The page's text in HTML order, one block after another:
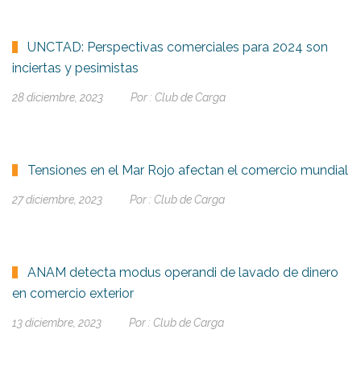
UNCTAD: Perspectivas comerciales para 2024 son
inciertas y pesimistas
28 diciembre, 2023 Por : Club de Carga
Tensiones en el Mar Rojo afectan el comercio mundial
27 diciembre, 2023 Por : Club de Carga
ANAM detecta modus operandi de lavado de dinero
en comercio exterior
13 diciembre, 2023 Por : Club de Carga